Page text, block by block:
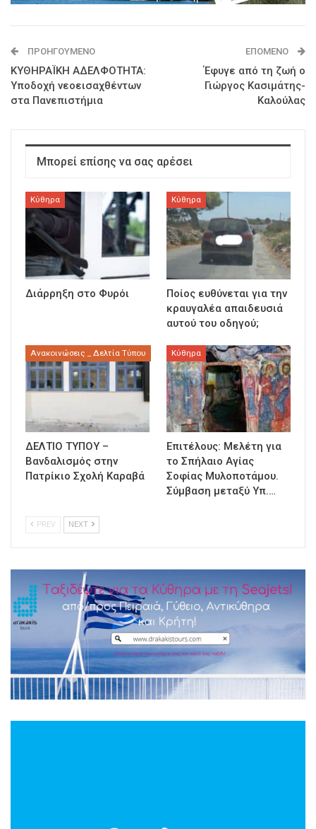
ΠΡΟΗΓΟΎΜΕΝΟ
ΚΥΘΗΡΑΪΚΗ ΑΔΕΛΦΟΤΗΤΑ:
Υποδοχή νεοεισαχθέντων
στα Πανεπιστήμια
ΕΠΌΜΕΝΟ
Έφυγε από τη ζωή ο
Γιώργος Κασιμάτης-
Καλούλας
Μπορεί επίσης να σας αρέσει
Κύθηρα
Διάρρηξη στο Φυρόι
Κύθηρα
Ποίος ευθύνεται για την
κραυγαλέα απαιδευσιά
αυτού του οδηγού;
Ανακοινώσεις _ Δελτία Τύπου
ΔΕΛΤΙΟ ΤΥΠΟΥ –
Βανδαλισμός στην
Πατρίκιο Σχολή Καραβά
Κύθηρα
Επιτέλους: Μελέτη για
το Σπήλαιο Αγίας
Σοφίας Μυλοποτάμου.
Σύμβαση μεταξύ Υπ.…
PREV NEXT